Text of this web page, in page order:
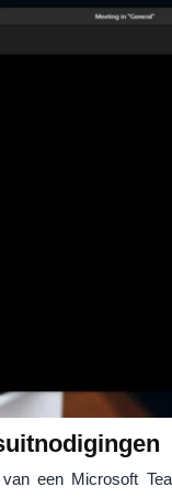
een Microsoft